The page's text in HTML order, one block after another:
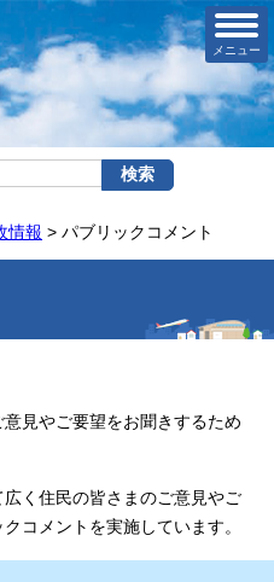
メニュー
情報 > パブリックコメント
見やご要望をお聞きするため
く住民の皆さまのご意見やご
コメントを実施しています。